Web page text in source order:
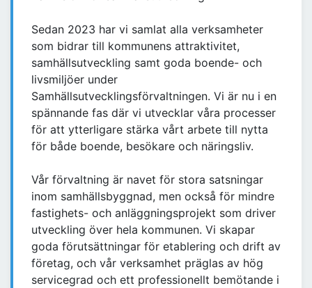
Sedan 2023 har vi samlat alla verksamheter
som bidrar till kommunens attraktivitet,
samhällsutveckling samt goda boende- och
livsmiljöer under
Samhällsutvecklingsförvaltningen. Vi är nu i en
spännande fas där vi utvecklar våra processer
för att ytterligare stärka vårt arbete till nytta
för både boende, besökare och näringsliv.
Vår förvaltning är navet för stora satsningar
inom samhällsbyggnad, men också för mindre
fastighets- och anläggningsprojekt som driver
utveckling över hela kommunen. Vi skapar
goda förutsättningar för etablering och drift av
företag, och vår verksamhet präglas av hög
servicegrad och ett professionellt bemötande i